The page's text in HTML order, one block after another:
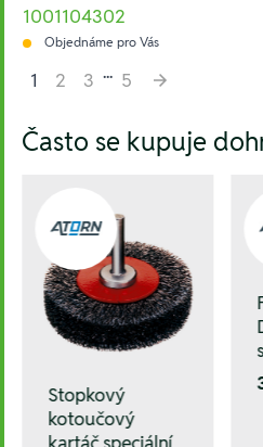
1001104302
Objednáme pro Vás
1
2 3 ... 5
Často se kupuje
Stopkový
kotoučový